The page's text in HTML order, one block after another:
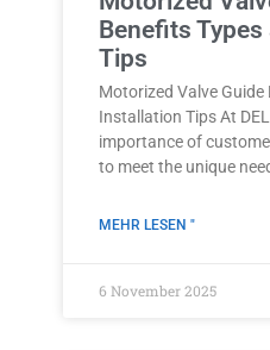
Benefits
Tips
Motorized Valve
Installation Tips At
importance of
to meet the unique
MEHR LESEN "
6 November 2025